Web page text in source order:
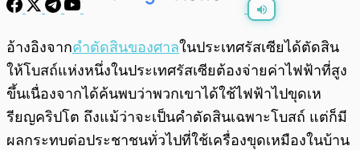
พร้อมเล่น 0:00 / 0:00
อ้างอิงจากคำตัดสินของศาลในประเทศรัสเซียได้ตัดสิน
ให้โบสถ์แห่งหนึ่งในประเทศรัสเซียต้องจ่ายค่าไฟฟ้าที่สูง
ขึ้นเนื่องจากได้ค้นพบว่าพวกเขาได้ใช้ไฟฟ้าไปขุดเห
รียญคริปโต ถึงแม้ว่าจะเป็นคำตัดสินเฉพาะโบสถ์ แต่ก็มี
ผลกระทบต่อประชาชนทั่วไปที่ใช้เครื่องขุดเหมืองในบ้าน